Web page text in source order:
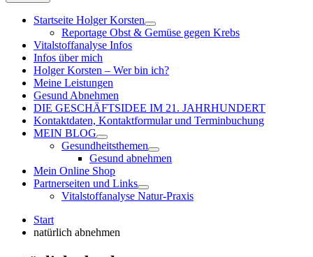
Startseite Holger Korsten
Reportage Obst & Gemüse gegen Krebs
Vitalstoffanalyse Infos
Infos über mich
Holger Korsten – Wer bin ich?
Meine Leistungen
Gesund Abnehmen
DIE GESCHÄFTSIDEE IM 21. JAHRHUNDERT
Kontaktdaten, Kontaktformular und Terminbuchung
MEIN BLOG
Gesundheitsthemen
Gesund abnehmen
Mein Online Shop
Partnerseiten und Links
Vitalstoffanalyse Natur-Praxis
Start
natürlich abnehmen